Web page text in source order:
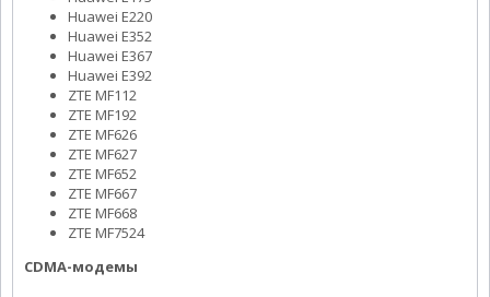
Huawei E220
Huawei E352
Huawei E367
Huawei E392
ZTE MF112
ZTE MF192
ZTE MF626
ZTE MF627
ZTE MF652
ZTE MF667
ZTE MF668
ZTE MF7524
CDMA-модемы